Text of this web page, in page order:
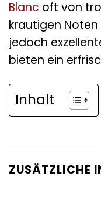
Blanc oft von
krautigen
jedoch
bieten ein
Inhalt
ZUSÄTZLICHE